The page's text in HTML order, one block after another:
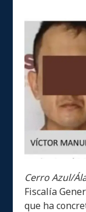
Cerro Azul/
Fiscalía
que ha